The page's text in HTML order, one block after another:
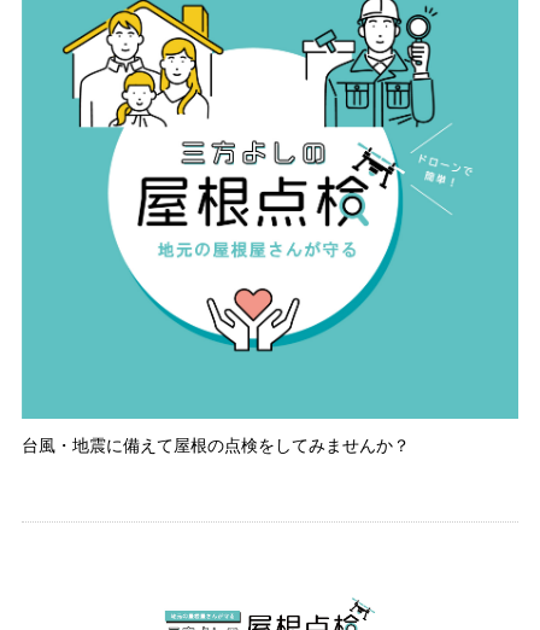
台風・地震に備えて屋根の点検をしてみませんか？